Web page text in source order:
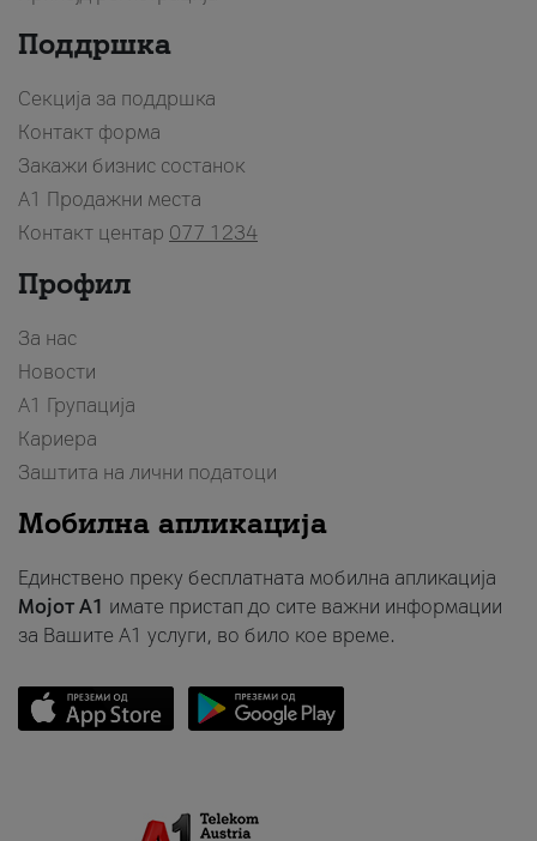
Поддршка
Секција за поддршка
Контакт форма
Закажи бизнис состанок
A1 Продажни места
Контакт центар 077 1234
Профил
За нас
Новости
А1 Групација
Кариера
Заштита на лични податоци
Мобилна апликација
Единствено преку бесплатната мобилна апликација
Мојот A1 имате пристап до сите важни информации
за Вашите A1 услуги, во било кое време.